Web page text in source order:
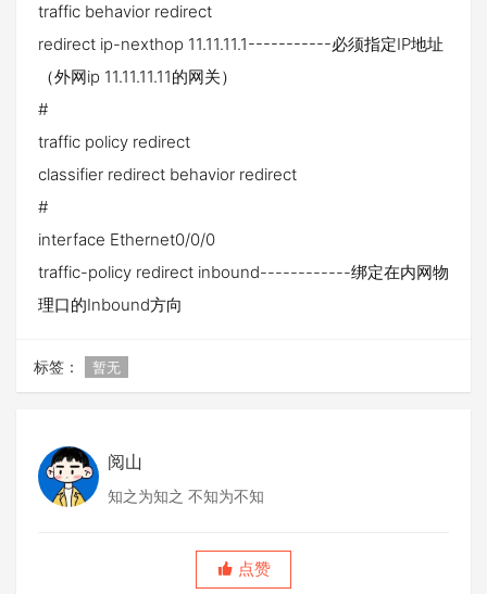
traffic behavior redirect
redirect ip-nexthop 11.11.11.1-----------必须指定IP地址
（外网ip 11.11.11.11的网关）
#
traffic policy redirect
classifier redirect behavior redirect
#
interface Ethernet0/0/0
traffic-policy redirect inbound------------绑定在内网物
理口的Inbound方向
标签： 暂无
阅山
知之为知之 不知为不知
点赞